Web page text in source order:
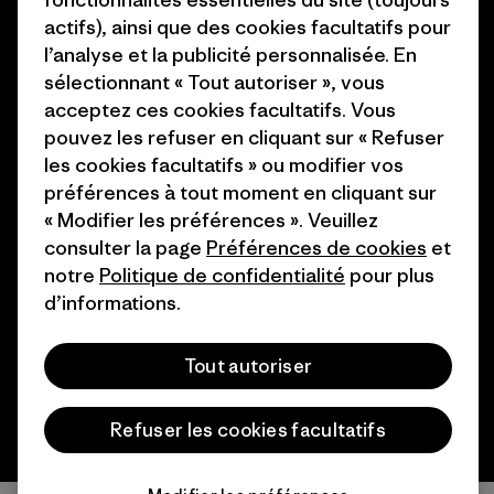
finançons
Cartes cadeaux
Programme d’affiliation
Patagonia Belgique Plan du
site
© 2026 Patagonia, Inc. All Rights Reserved.
actifs), ainsi que des cookies facultatifs pour
l’analyse et la publicité personnalisée. En
sélectionnant « Tout autoriser », vous
acceptez ces cookies facultatifs. Vous
pouvez les refuser en cliquant sur « Refuser
les cookies facultatifs » ou modifier vos
préférences à tout moment en cliquant sur
« Modifier les préférences ». Veuillez
consulter la page Préférences de cookies et
notre Politique de confidentialité pour plus
d’informations.
Tout autoriser
Refuser les cookies facultatifs